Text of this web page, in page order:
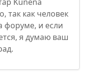
так как человек
форуме, и если
я думаю ваш